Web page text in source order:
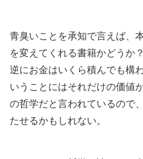
青臭いことを承知で言えば、
を変えてくれる書籍かどうか
逆にお金はいくら積んでも構
いうことにはそれだけの価値
の哲学だと言われているので
たせるかもしれない。